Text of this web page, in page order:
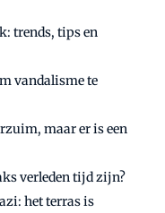
trends, tips en
vandalisme te
maar er is een
verleden tijd zijn?
het terras is